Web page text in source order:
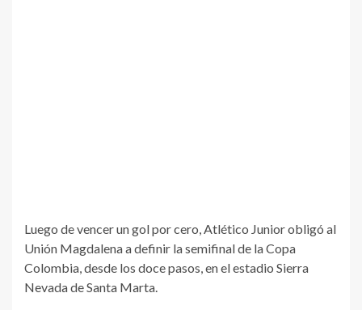
Luego de vencer un gol por cero, Atlético Junior obligó al
Unión Magdalena a definir la semifinal de la Copa
Colombia, desde los doce pasos, en el estadio Sierra
Nevada de Santa Marta.